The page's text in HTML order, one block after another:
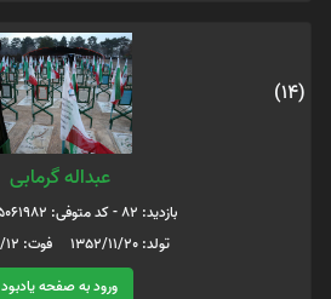
(14)
عبداله گرمابی
بازدید: 82 - کد متوفی: 5061982
تولد: 1352/11/20 فوت: 1365/12/12
ورود به صفحه یادبود